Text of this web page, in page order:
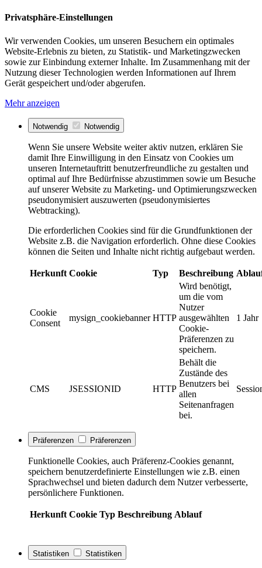
Privatsphäre-Einstellungen
Wir verwenden Cookies, um unseren Besuchern ein optimales
Website-Erlebnis zu bieten, zu Statistik- und Marketingzwecken
sowie zur Einbindung externer Inhalte. Im Zusammenhang mit der
Nutzung dieser Technologien werden Informationen auf Ihrem
Gerät gespeichert und/oder abgerufen.
Mehr anzeigen
Notwendig Notwendig
Wenn Sie unsere Website weiter aktiv nutzen, erklären Sie
damit Ihre Einwilligung in den Einsatz von Cookies um
unseren Internetauftritt benutzerfreundliche zu gestalten und
optimal auf Ihre Bedürfnisse abzustimmen sowie um Besuche
auf unserer Website zu Marketing- und Optimierungszwecken
pseudonymisiert auszuwerten (pseudonymisiertes
Webtracking).
Die erforderlichen Cookies sind für die Grundfunktionen der
Website z.B. die Navigation erforderlich. Ohne diese Cookies
können die Seiten und Inhalte nicht richtig aufgebaut werden.
Herkunft Cookie Typ Beschreibung
Cookie
Consent
mysign_cookiebanner HTTP
Wird benötigt,
um die vom
Nutzer
ausgewählten
Cookie-
Präferenzen zu
speichern.
1 Jahr
CMS JSESSIONID HTTP
Behält die
Zustände des
Benutzers bei
allen
Seitenanfragen
bei.
Präferenzen Präferenzen
Funktionelle Cookies, auch Präferenz-Cookies genannt,
speichern benutzerdefinierte Einstellungen wie z.B. einen
Sprachwechsel und bieten dadurch dem Nutzer verbesserte,
persönlichere Funktionen.
Herkunft Cookie Typ Beschreibung Ablauf
Statistiken Statistiken